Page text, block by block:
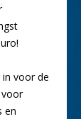
voor de
voor
en